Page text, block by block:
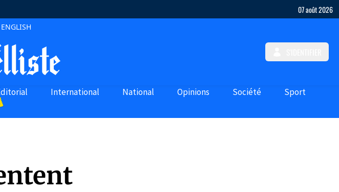
07 août 2026
ENGLISH
International National Opinions Société Sport